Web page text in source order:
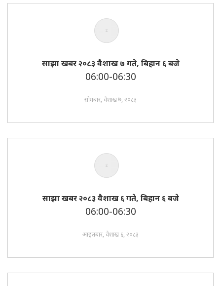
साझा खबर २०८३ वैशाख ७ गते, बिहान ६ बजे
06:00-06:30
सोमबार, वैशाख ७, २०८३
साझा खबर २०८३ वैशाख ६ गते, बिहान ६ बजे
06:00-06:30
आइतबार, वैशाख ६, २०८३